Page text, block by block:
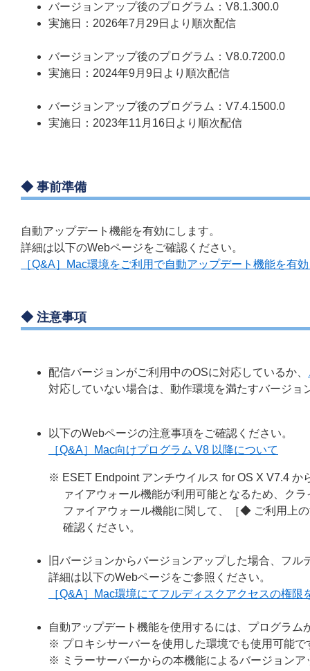
バージョンアップ後のプログラム：V8.1.300.0
実施日：2026年7月29日より順次配信
バージョンアップ後のプログラム：V8.0.7200.0
実施日：2024年9月9日より順次配信
バージョンアップ後のプログラム：V7.4.1500.0
実施日：2023年11月16日より順次配信
◆ 事前準備
自動アップデート機能を有効にします。
詳細は以下のWebページをご確認ください。
［Q&A］Mac環境をご利用で自動アップデート機能を有
◆ 注意事項
配信バージョンがご利用中のOSに対応しているか、
対応していない場合は、動作環境を満たすバージ
以下のWebページの注意事項をご確認ください。
［Q&A］Mac向けプログラム V8 以降について
※ ESET Endpoint アンチウイルス for OS X V7.4 か
ァイアウォール機能が利用可能となるため、ク
ファイアウォール機能に関して、［◆ ご利用上
確認ください。
旧バージョンからバージョンアップした場合、フ
詳細は以下のWebページをご参照ください。
［Q&A］Mac環境にてフルディスクアクセスの権限
自動アップデート機能を使用するには、プログラ
※ プロキシサーバーを使用した環境でも使用可能で
※ ミラーサーバーからの本機能によるバージョンア